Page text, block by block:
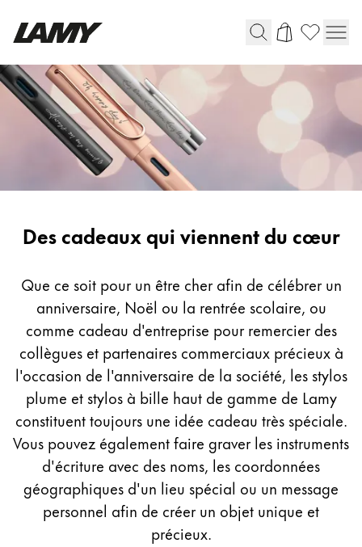
Instruments d'écriture
Stylo-plume
Stylo-bille
Stylo à pression/à vis
Roller
Pour Android
Peinture et Dessiner
Aquarelle
Crayons de couleur
Accessoires
Black Magic Edition
Accessoires et pièces de rechange
Gifting
Des cadeaux qui viennent du cœur
Que ce soit pour un être cher afin de célébrer un
anniversaire, Noël ou la rentrée scolaire, ou
comme cadeau d'entreprise pour remercier des
collègues et partenaires commerciaux précieux à
l'occasion de l'anniversaire de la société, les stylos
plume et stylos à bille haut de gamme de Lamy
constituent toujours une idée cadeau très spéciale.
Vous pouvez également faire graver les instruments
d'écriture avec des noms, les coordonnées
géographiques d'un lieu spécial ou un message
personnel afin de créer un objet unique et
précieux.